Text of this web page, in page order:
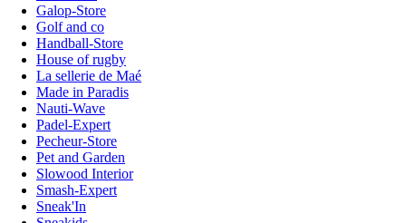
Galop-Store
Golf and co
Handball-Store
House of rugby
La sellerie de Maé
Made in Paradis
Nauti-Wave
Padel-Expert
Pecheur-Store
Pet and Garden
Slowood Interior
Smash-Expert
Sneak'In